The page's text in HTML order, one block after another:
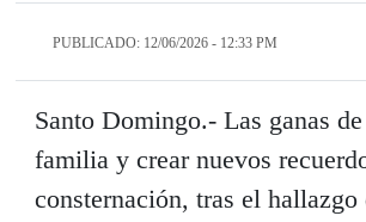
PUBLICADO: 12/06/2026 - 12:33 PM
Santo Domingo.- Las ganas
familia y crear nuevos
consternación, tras el